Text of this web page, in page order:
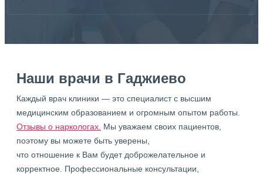
Наши врачи в Гаджиево
Каждый врач клиники — это специалист с высшим
медицинским образованием и огромным опытом работы.
Отзывы о наркологах. Мы уважаем своих пациентов,
поэтому вы можете быть уверены,
что отношение к Вам будет доброжелательное и
корректное. Профессиональные консультации,